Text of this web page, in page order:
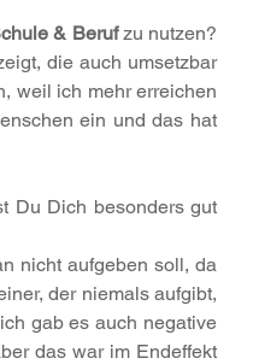
& Beruf zu nutzen?
die auch umsetzbar
weil ich mehr erreichen
ein und das hat
Du Dich besonders gut
nicht aufgeben soll, da
der niemals aufgibt,
gab es auch negative
das war im Endeffekt